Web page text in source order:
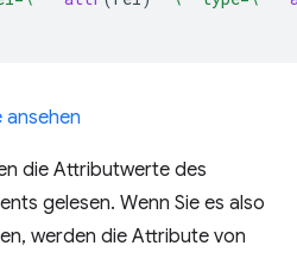
ansehen
die Attributwerte des
gelesen. Wenn Sie es also
werden die Attribute von